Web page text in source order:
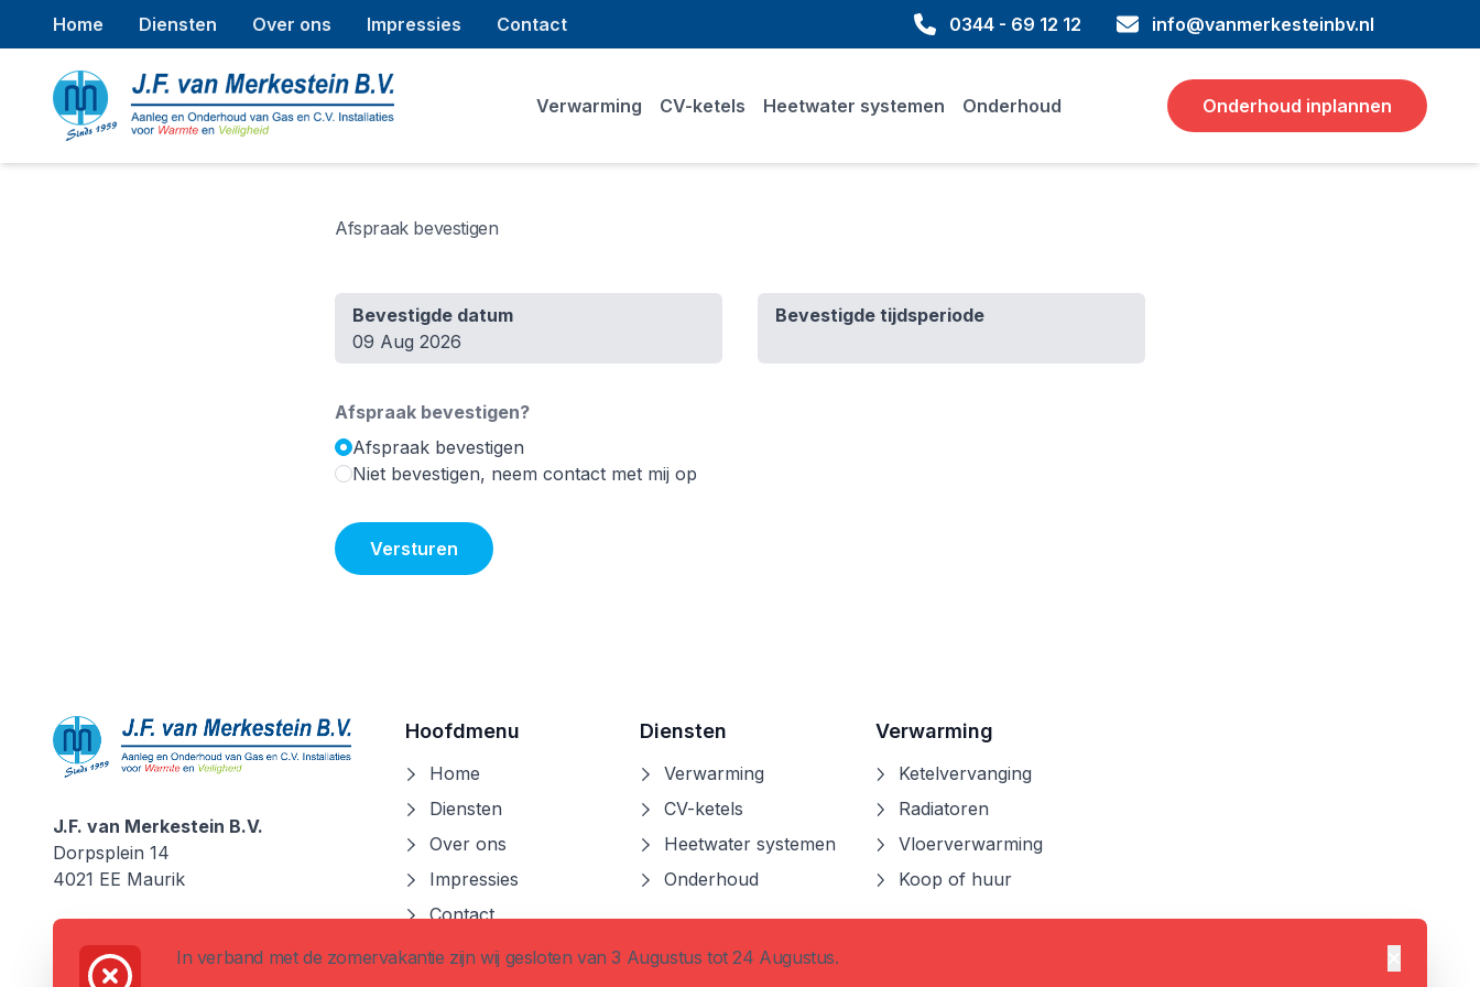
Home Diensten Over ons Impressies Contact 0344 - 69 12 12 info@vanmerkesteinbv.nl
Verwarming CV-ketels Heetwater systemen Onderhoud Onderhoud inplannen
Afspraak bevestigen
Bevestigde datum
09 Aug 2026
Bevestigde tijdsperiode
Afspraak bevestigen?
Afspraak bevestigen
Niet bevestigen, neem contact met mij op
Versturen
In verband met de zomervakantie zijn wij gesloten van 3 Augustus tot 24 Augustus.
J.F. van Merkestein B.V.
J.F. van Merkestein B.V.
Dorpsplein 14
4021 EE Maurik
info@vanmerkesteinbv.nl
Hoofdmenu
Home
Diensten
Over ons
Impressies
Contact
Diensten
Verwarming
CV-ketels
Heetwater systemen
Onderhoud
Verwarming
Ketelvervanging
Radiatoren
Vloerverwarming
Koop of huur